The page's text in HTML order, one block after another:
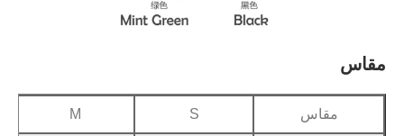
S
M
L